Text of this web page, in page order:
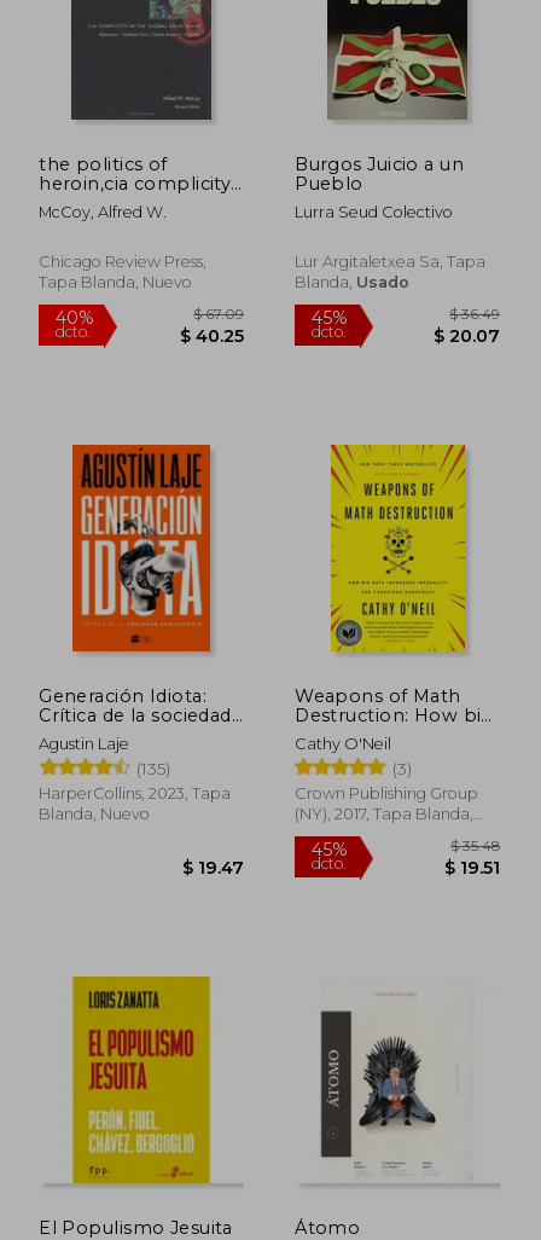
dcto. $ 29.84 dcto. $
the politics of
heroin,cia complicity
in the global drug
trade, afghanistan,
america, columbia
(en Inglés)
McCoy, Alfred W.
Chicago Review Press,
Tapa Blanda, Nuevo
Burgos Juicio a un
Pueblo
Lurra Seud Colectivo
Lur Argitaletxea Sa, Tapa
Blanda, Usado
45%
dcto. $
Generación Idiota:
Crítica de la sociedad
adolescente
Agustin Laje
(135)
HarperCollins, 2023, Tapa
Blanda, Nuevo
Weapons of Math
Destruction: How big
Data Increases
Inequality and
Threatens
Democracy (en
Inglés)
Cathy O'Neil
(3)
Crown Publishing Group
(NY), 2017, Tapa Blanda,
Nuevo
El Populismo Jesuita Átomo